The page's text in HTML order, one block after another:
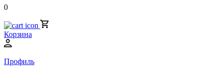
0
Корзина
Профиль